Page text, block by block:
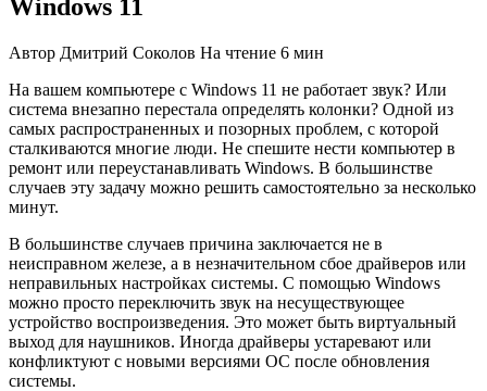
Windows 11
Автор Дмитрий Соколов На чтение 6 мин
На вашем компьютере с Windows 11 не работает звук? Или
система внезапно перестала определять колонки? Одной из
самых распространенных и позорных проблем, с которой
сталкиваются многие люди. Не спешите нести компьютер в
ремонт или переустанавливать Windows. В большинстве
случаев эту задачу можно решить самостоятельно за несколько
минут.
В большинстве случаев причина заключается не в
неисправном железе, а в незначительном сбое драйверов или
неправильных настройках системы. С помощью Windows
можно просто переключить звук на несуществующее
устройство воспроизведения. Это может быть виртуальный
выход для наушников. Иногда драйверы устаревают или
конфликтуют с новыми версиями OC после обновления
системы.